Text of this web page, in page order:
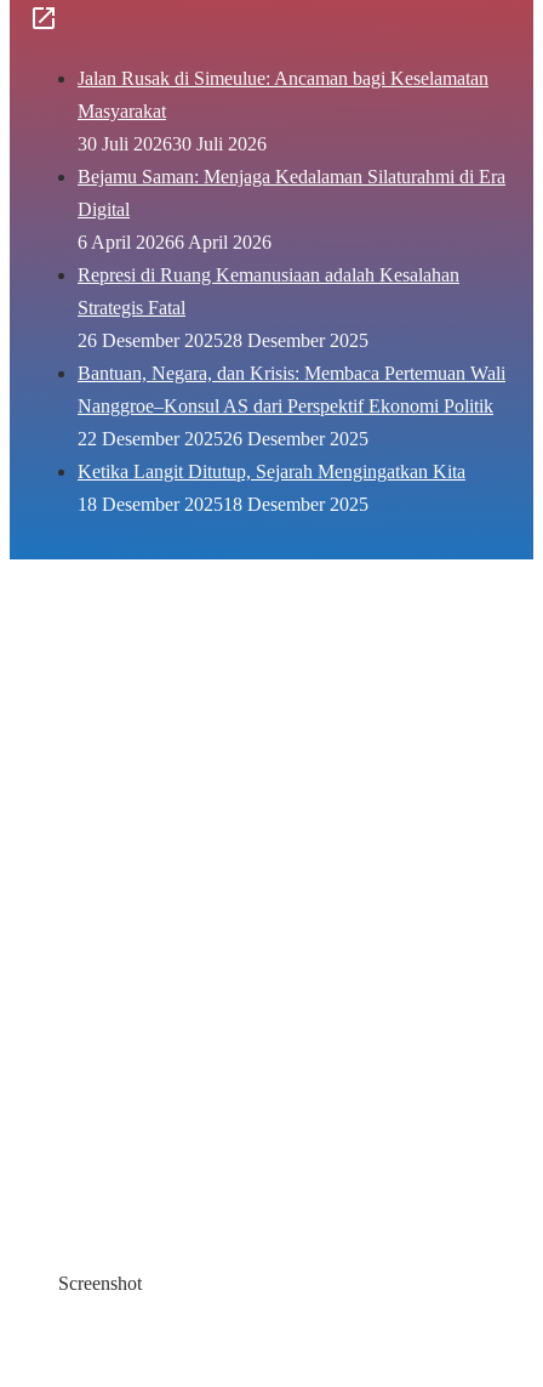
Jalan Rusak di Simeulue: Ancaman bagi Keselamatan
Masyarakat
30 Juli 202630 Juli 2026
Bejamu Saman: Menjaga Kedalaman Silaturahmi di Era
Digital
6 April 20266 April 2026
Represi di Ruang Kemanusiaan adalah Kesalahan
Strategis Fatal
26 Desember 202528 Desember 2025
Bantuan, Negara, dan Krisis: Membaca Pertemuan Wali
Nanggroe–Konsul AS dari Perspektif Ekonomi Politik
22 Desember 202526 Desember 2025
Ketika Langit Ditutup, Sejarah Mengingatkan Kita
18 Desember 202518 Desember 2025
Screenshot